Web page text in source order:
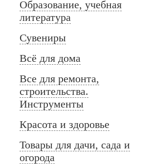
Образование, учебная
литература
Сувениры
Всё для дома
Все для ремонта,
строительства.
Инструменты
Красота и здоровье
Товары для дачи, сада и
огорода